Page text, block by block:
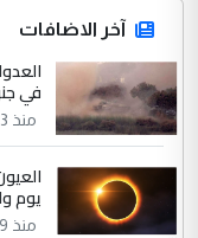
hadi
التعليق :
كان محدود
يقول بما
المشترك لا
الدول الشقيقة
آخر الاضافات
في
منذ 3 دقيقة
يوم
منذ 9 دقيقة